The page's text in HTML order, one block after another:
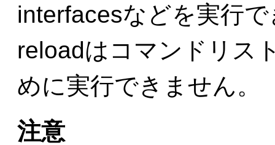
interfacesなどを実行
reloadはコマンドリス
めに実行できません。
注意